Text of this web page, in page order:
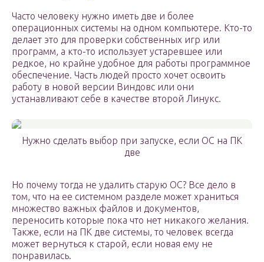
Часто человеку нужно иметь две и более
операционных системы на одном компьютере. Кто-то
делает это для проверки собственных игр или
программ, а кто-то использует устаревшее или
редкое, но крайне удобное для работы программное
обеспечение. Часть людей просто хочет освоить
работу в новой версии Виндовс или они
устанавливают себе в качестве второй Линукс.
Нужно сделать выбор при запуске, если ОС на ПК
две
Но почему тогда не удалить старую ОС? Все дело в
том, что на ее системном разделе может храниться
множество важных файлов и документов,
переносить которые пока что нет никакого желания.
Также, если на ПК две системы, то человек всегда
может вернуться к старой, если новая ему не
понравилась.